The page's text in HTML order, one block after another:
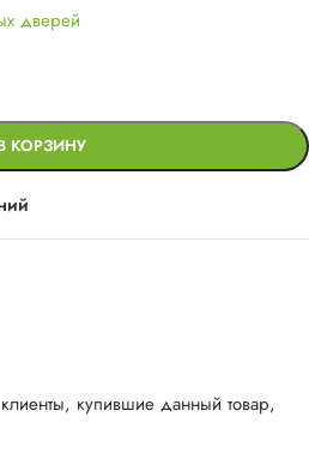
дверей
КОРЗИНУ
купившие данный товар,